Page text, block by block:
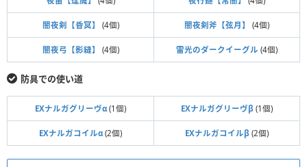
闇夜剣【昏冥】 (4個) 闇夜剣斧【弦月】 (4個)
闇夜弓【影縫】 (4個) 雷光のダークイーグル (4個)
防具での使い道
EXナルガグリーヴα (1個) EXナルガグリーヴβ (1個)
EXナルガコイルα (2個) EXナルガコイルβ (2個)